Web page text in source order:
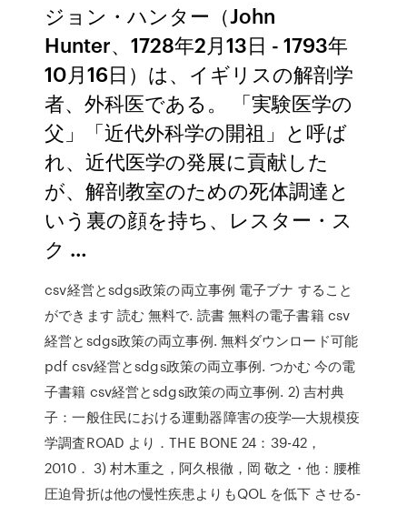
ジョン・ハンター（John
Hunter、1728年2月13日 - 1793年
10月16日）は、イギリスの解剖学
者、外科医である。 「実験医学の
父」「近代外科学の開祖」と呼ば
れ、近代医学の発展に貢献した
が、解剖教室のための死体調達と
いう裏の顔を持ち、レスター・ス
ク …
csv経営とsdgs政策の両立事例 電子ブナ すること
ができます 読む 無料で. 読書 無料の電子書籍 csv
経営とsdgs政策の両立事例. 無料ダウンロード可能
pdf csv経営とsdgs政策の両立事例. つかむ 今の電
子書籍 csv経営とsdgs政策の両立事例. 2) 吉村典
子：一般住民における運動器障害の疫学―大規模疫
学調査ROAD より．THE BONE 24：39-42，
2010． 3) 村木重之，阿久根徹，岡 敬之・他：腰椎
圧迫骨折は他の慢性疾患よりもQOL を低下 させる‐